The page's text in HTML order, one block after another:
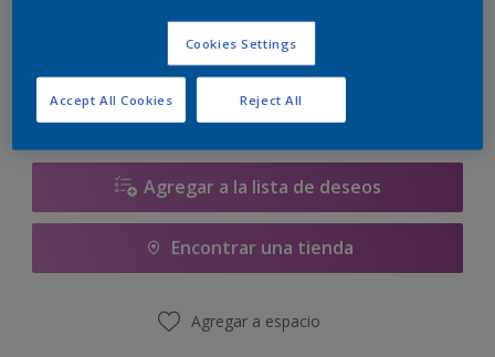
Calculadora de pintura
Calcular
Agregar a la lista de deseos
Encontrar una tienda
Agregar a espacio
Cookies Settings
Reject All
Accept All Cookies